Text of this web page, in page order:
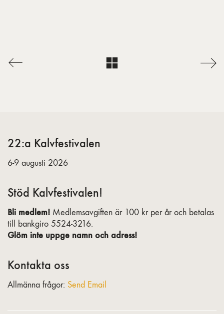
22:a Kalvfestivalen
6-9 augusti 2026
Stöd Kalvfestivalen!
Bli medlem! Medlemsavgiften är 100 kr per år och betalas
till bankgiro 5524-3216.
Glöm inte uppge namn och adress!
Kontakta oss
Allmänna frågor: Send Email